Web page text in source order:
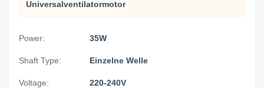
Universalventilatormotor
Power: 35W
Shaft Type: Einzelne Welle
Voltage: 220-240V